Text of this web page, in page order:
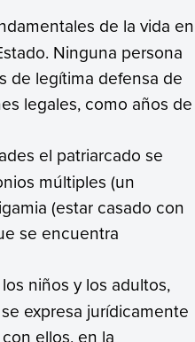
de la vida en
Ninguna persona
de legítima defensa de
legales, como años de
el patriarcado se
múltiples (un
(estar casado con
se encuentra
niños y los adultos,
expresa jurídicamente
ellos, en la